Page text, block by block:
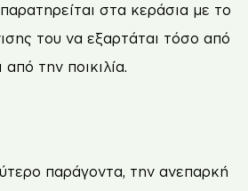
στα κεράσια με το
του να εξαρτάται τόσο από
την ποικιλία.
παράγοντα, την ανεπαρκή